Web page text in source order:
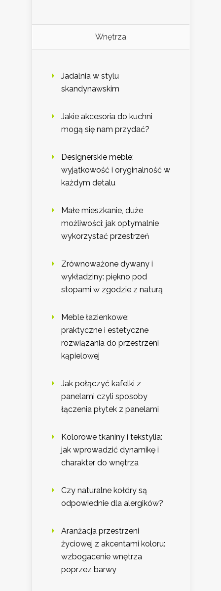
Wnętrza
Jadalnia w stylu
skandynawskim
Jakie akcesoria do kuchni
mogą się nam przydać?
Designerskie meble:
wyjątkowość i oryginalność w
każdym detalu
Małe mieszkanie, duże
możliwości: jak optymalnie
wykorzystać przestrzeń
Zrównoważone dywany i
wykładziny: piękno pod
stopami w zgodzie z naturą
Meble łazienkowe:
praktyczne i estetyczne
rozwiązania do przestrzeni
kąpielowej
Jak połączyć kafelki z
panelami czyli sposoby
łączenia płytek z panelami
Kolorowe tkaniny i tekstylia:
jak wprowadzić dynamikę i
charakter do wnętrza
Czy naturalne kołdry są
odpowiednie dla alergików?
Aranżacja przestrzeni
życiowej z akcentami koloru:
wzbogacenie wnętrza
poprzez barwy